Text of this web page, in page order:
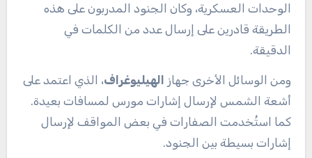
الوحدات العسكرية، وكان الجنود المدربون على هذه
الطريقة قادرين على إرسال عدد من الكلمات في
الدقيقة.
ومن الوسائل الأخرى جهاز الهيليوغراف، الذي اعتمد على
أشعة الشمس لإرسال إشارات مورس لمسافات بعيدة.
كما استُخدمت الصفارات في بعض المواقف لإرسال
إشارات بسيطة بين الجنود.